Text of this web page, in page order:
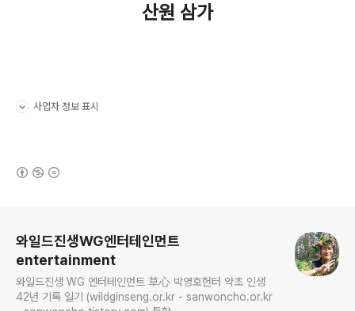
산원 삼가
사업자 정보 표시
와일드진생WG엔터테인먼트
entertainment
와일드진생 WG 엔터테인먼트 草心 박영호헌터 약초 인생
42년 기록 일기 (wildginseng.or.kr - sanwoncho.or.kr